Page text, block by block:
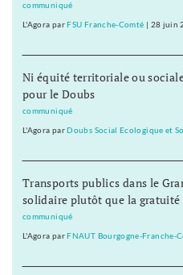
communiqué
L'Agora par FSU Franche-Comté 28 juin
Ni équité territoriale ou
pour le Doubs
communiqué
L'Agora par Doubs Social Ecologique et
Transports publics dans le
solidaire plutôt que la gratuité
communiqué
L'Agora par FNAUT Bourgogne-Franche-